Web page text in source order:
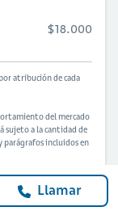
Llamar
$18.000
atribución de cada
del mercado
sujeto a la cantidad de
parágrafos incluidos en